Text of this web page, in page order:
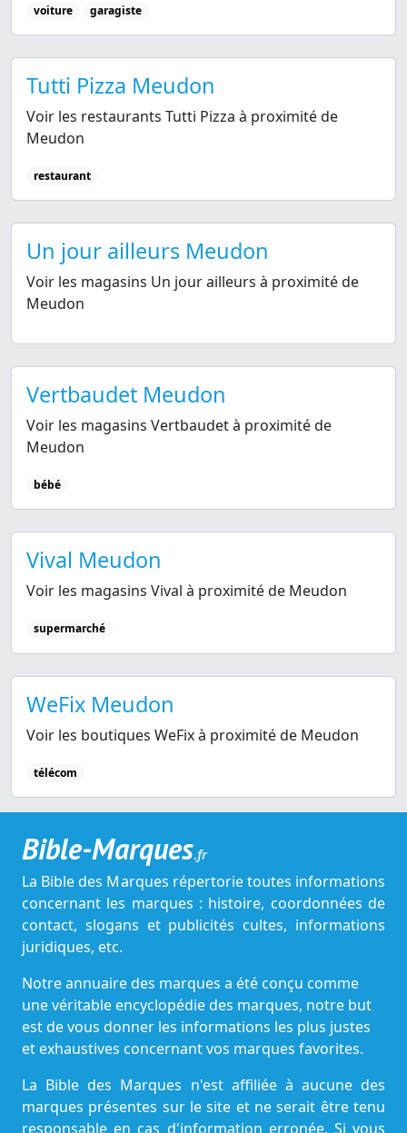
voiture garagiste
Tutti Pizza Meudon
Voir les restaurants Tutti Pizza à proximité de
Meudon
restaurant
Un jour ailleurs Meudon
Voir les magasins Un jour ailleurs à proximité de
Meudon
Vertbaudet Meudon
Voir les magasins Vertbaudet à proximité de
Meudon
bébé
Vival Meudon
Voir les magasins Vival à proximité de Meudon
supermarché
WeFix Meudon
Voir les boutiques WeFix à proximité de Meudon
télécom
Bible-Marques.fr
La Bible des Marques répertorie toutes informations
concernant les marques : histoire, coordonnées de
contact, slogans et publicités cultes, informations
juridiques, etc.
Notre annuaire des marques a été conçu comme
une véritable encyclopédie des marques, notre but
est de vous donner les informations les plus justes
et exhaustives concernant vos marques favorites.
La Bible des Marques n'est affiliée à aucune des
marques présentes sur le site et ne serait être tenu
responsable en cas d'information erronée. Si vous